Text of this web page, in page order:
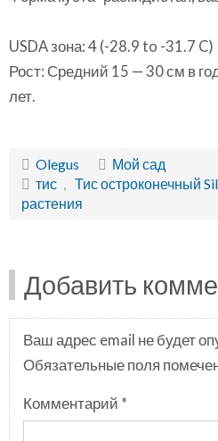
USDA зона: 4 (-28.9 to -31.7 C)
Рост: Средний 15 — 30 см в
лет.
Olegus
Мой сад
тис , Тис остроконечный
растения
Добавить
Ваш адрес email не будет
Обязательные поля
Комментарий *